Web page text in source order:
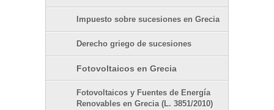
Impuesto sobre sucesiones en Grecia
Derecho griego de sucesiones
Fotovoltaicos en Grecia
Fotovoltaicos y Fuentes de Energía
Renovables en Grecia (L. 3851/2010)